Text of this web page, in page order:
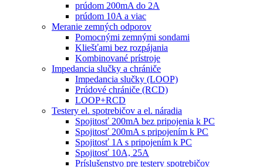
prúdom 200mA do 2A
prúdom 10A a viac
Meranie zemných odporov
Pomocnými zemnými sondami
Kliešťami bez rozpájania
Kombinované prístroje
Impedancia slučky a chrániče
Impedancia slučky (LOOP)
Prúdové chrániče (RCD)
LOOP+RCD
Testery el. spotrebičov a el. náradia
Spojitosť 200mA bez pripojenia k PC
Spojitosť 200mA s pripojením k PC
Spojitosť 1A s pripojením k PC
Spojitosť 10A, 25A
Príslušenstvo pre testery spotrebičov